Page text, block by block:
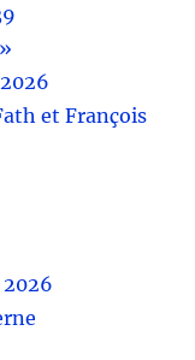
et François